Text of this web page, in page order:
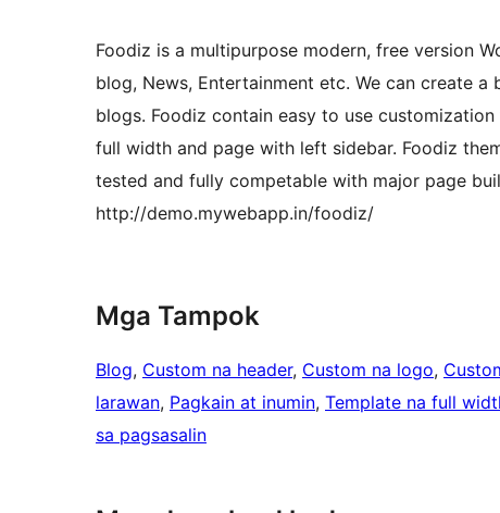
Foodiz is a multipurpose modern, free version
blog, News, Entertainment etc. We can create
blogs. Foodiz contain easy to use
full width and page with left sidebar. Foodiz
tested and fully competable with major page
http://demo.mywebapp.in/foodiz/
Mga Tampok
Blog, Custom na header, Custom na logo,
larawan, Pagkain at inumin, Template na full
sa pagsasalin